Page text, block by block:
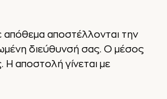
απόθεμα αποστέλλονται την
διεύθυνσή σας. Ο μέσος
Η αποστολή γίνεται με